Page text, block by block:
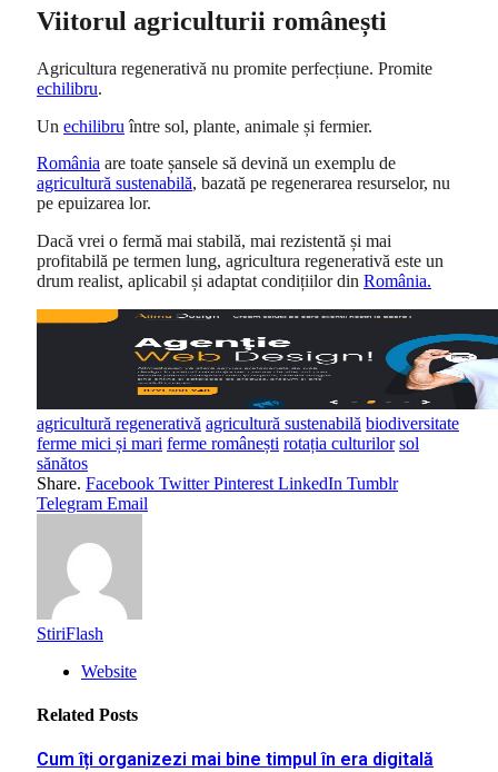
Viitorul agriculturii românești
Agricultura regenerativă nu promite perfecțiune. Promite
echilibru.
Un echilibru între sol, plante, animale și fermier.
România are toate șansele să devină un exemplu de
agricultură sustenabilă, bazată pe regenerarea resurselor, nu
pe epuizarea lor.
Dacă vrei o fermă mai stabilă, mai rezistentă și mai
profitabilă pe termen lung, agricultura regenerativă este un
drum realist, aplicabil și adaptat condițiilor din România.
agricultură regenerativă agricultură sustenabilă biodiversitate
ferme mici și mari ferme românești rotația culturilor sol
sănătos
Share. Facebook Twitter Pinterest LinkedIn Tumblr
Telegram Email
StiriFlash
Website
Related Posts
Cum îți organizezi mai bine timpul în era digitală